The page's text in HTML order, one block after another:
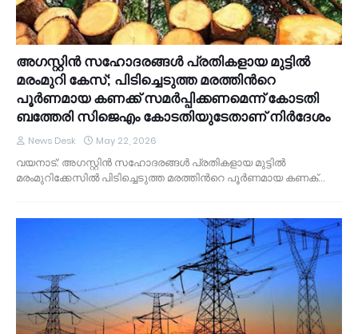
അഗസ്റ്റിൻ സഹോദരങ്ങൾ പ്രതികളായ മുട്ടിൽ
മരംമുറി കേസ്; പിടിച്ചെടുത്ത മരത്തിന്‍റെ
പൂർണമായ കണക്ക് സമർപ്പിക്കണമെന്ന് കോടതി
ബത്തേരി സിജെഎം കോടതിയുടേതാണ് നിർദേശം
News Desk May 22, 2026
വയനാട്: അഗസ്റ്റിൻ സഹോദരങ്ങൾ പ്രതികളായ മുട്ടിൽ
മരംമുറിക്കേസിൽ പിടിച്ചെടുത്ത മരത്തിന്‍റെ പൂർണമായ കണക്…